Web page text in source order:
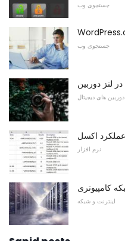
جستجوی وب
جستجوی وب
لنز دوربین
دوربین های دیجیتال
نرم افزار
کامپیوتری
اینترنت و شبکه